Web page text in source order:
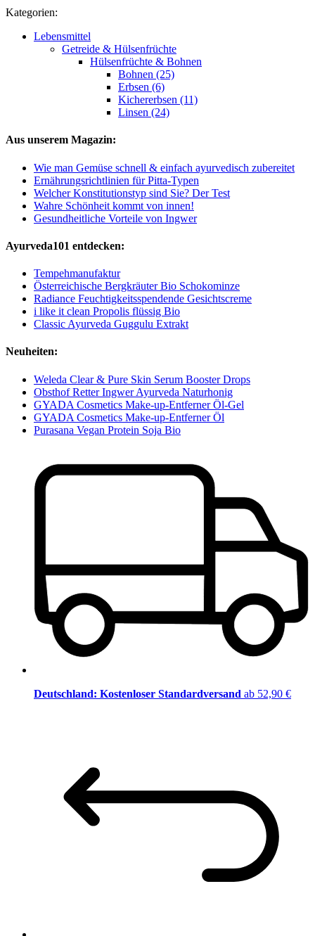
Kategorien:
Lebensmittel
Getreide & Hülsenfrüchte
Hülsenfrüchte & Bohnen
Bohnen (25)
Erbsen (6)
Kichererbsen (11)
Linsen (24)
Aus unserem Magazin:
Wie man Gemüse schnell & einfach ayurvedisch zubereitet
Ernährungsrichtlinien für Pitta-Typen
Welcher Konstitutionstyp sind Sie? Der Test
Wahre Schönheit kommt von innen!
Gesundheitliche Vorteile von Ingwer
Ayurveda101 entdecken:
Tempehmanufaktur
Österreichische Bergkräuter Bio Schokominze
Radiance Feuchtigkeitsspendende Gesichtscreme
i like it clean Propolis flüssig Bio
Classic Ayurveda Guggulu Extrakt
Neuheiten:
Weleda Clear & Pure Skin Serum Booster Drops
Obsthof Retter Ingwer Ayurveda Naturhonig
GYADA Cosmetics Make-up-Entferner Öl-Gel
GYADA Cosmetics Make-up-Entferner Öl
Purasana Vegan Protein Soja Bio
Deutschland: Kostenloser Standardversand ab 52,90 €